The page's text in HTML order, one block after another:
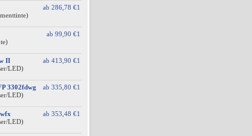
ab 286,78 €1
ab 99,90 €1
ab 413,90 €1
II
LED)
ab 335,80 €1
3302fdwg
LED)
ab 353,48 €1
LED)